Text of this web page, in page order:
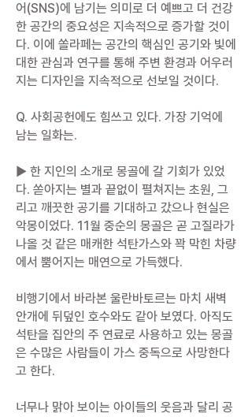
어(SNS)에 남기는 의미로 더 예쁘고 더 건강
한 공간의 중요성은 지속적으로 증가할 것이
다. 이에 쏠라페는 공간의 핵심인 공기와 빛에
대한 관심과 연구를 통해 주변 환경과 어우러
지는 디자인을 지속적으로 선보일 것이다.
Q. 사회공헌에도 힘쓰고 있다. 가장 기억에
남는 일화는.
▶ 한 지인의 소개로 몽골에 갈 기회가 있었
다. 쏟아지는 별과 끝없이 펼쳐지는 초원, 그
리고 깨끗한 공기를 기대하고 갔으나 현실은
악몽이었다. 11월 중순의 몽골은 곧 고질라가
나올 것 같은 매캐한 석탄가스와 꽉 막힌 차량
에서 뿜어지는 매연으로 가득했다.
비행기에서 바라본 울란바토르는 마치 새벽
안개에 뒤덮인 호수와도 같아 보였다. 아직도
석탄을 집안의 주 연료로 사용하고 있는 몽골
은 수많은 사람들이 가스 중독으로 사망한다
고 한다.
너무나 맑아 보이는 아이들의 웃음과 달리 공